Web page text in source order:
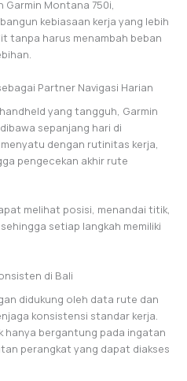
Garmin Montana 750i,
kebiasaan kerja yang lebih
tanpa harus menambah beban
Partner Navigasi Harian
yang tangguh, Garmin
sepanjang hari di
dengan rutinitas kerja,
pengecekan akhir rute
melihat posisi, menandai titik,
setiap langkah memiliki
di Bali
didukung oleh data rute dan
konsistensi standar kerja.
hanya bergantung pada ingatan
perangkat yang dapat diakses